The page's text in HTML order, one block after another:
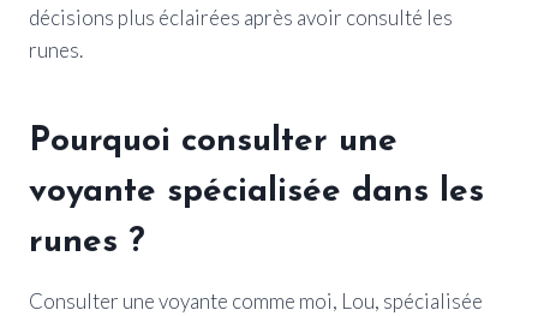
décisions plus éclairées après avoir consulté les
runes.
Pourquoi consulter une
voyante spécialisée dans les
runes ?
Consulter une voyante comme moi, Lou, spécialisée